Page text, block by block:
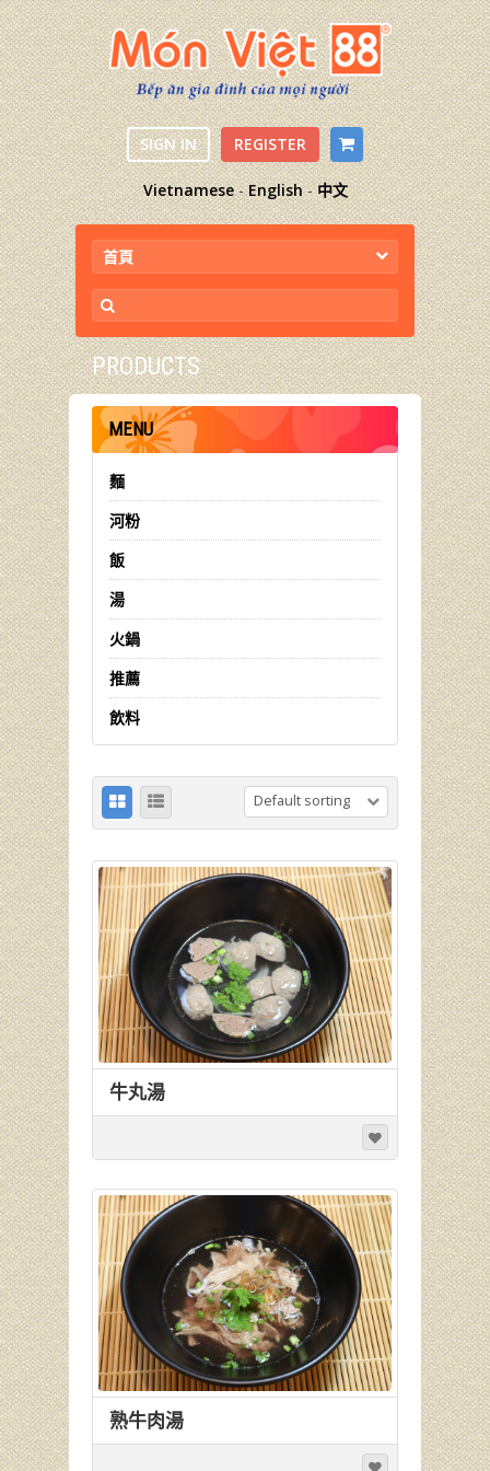
SIGN IN REGISTER
Vietnamese-English-中文
首頁
PRODUCTS
MENU
麵
河粉
飯
湯
火鍋
推薦
飲料
Default sorting
牛丸湯
熟牛肉湯